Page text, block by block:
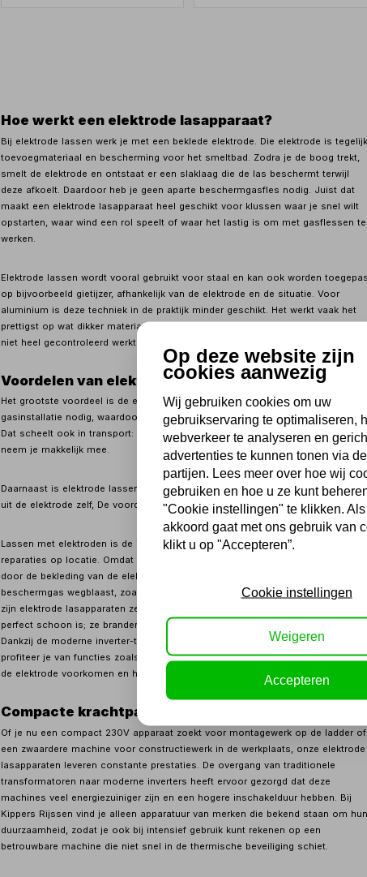
Hoe werkt een elektrode lasapparaat?
Bij elektrode lassen werk je met een beklede elektrode. Die elektrode is tegelijk
toevoegmateriaal en bescherming voor het smeltbad. Zodra je de boog trekt,
smelt de elektrode en ontstaat er een slaklaag die de las beschermt terwijl
deze afkoelt. Daardoor heb je geen aparte beschermgasfles nodig. Juist dat
maakt een elektrode lasapparaat heel geschikt voor klussen waar je snel wilt
opstarten, waar wind een rol speelt of waar het lastig is om met gasflessen te
werken.
Elektrode lassen wordt vooral gebruikt voor staal en kan ook worden
op bijvoorbeeld gietijzer, afhankelijk van de elektrode en de situatie. Voor
aluminium is deze techniek in de praktijk minder geschikt. Het werkt vaak het
prettigst op wat dikker materiaal, omdat dun plaatwerk sneller doorbrandt als
niet heel gecontroleerd werkt.
Voordelen van elektrode lassen
Het grootste voordeel is de eenvoud. Je hebt geen draadaanvoer en geen
gasinstallatie nodig, waardoor je minder onderdelen hebt die kunnen storen.
Dat scheelt ook in transport: veel machines zijn klein, hebben een handvat en
neem je makkelijk mee.
Daarnaast is elektrode lassen praktisch voor buitenwerk. De bescherming
uit de elektrode zelf, De voordelen van lassen met beklede elektroden
Lassen met elektroden is de ideale oplossing voor buitenwerkzaamheden of
reparaties op locatie. Omdat de bescherming van het smeltbad wordt verzorgd
door de bekleding van de elektrode zelf, heb je geen last van wind die het
beschermgas wegblaast, zoals bij MIG/MAG lassen wel het geval is. Bovendien
zijn elektrode lasapparaten zeer vergevingsgezind wanneer het metaal niet
perfect schoon is; ze branden moeiteloos door lichte roest of verfresten heen.
Dankzij de moderne inverter-technologie in onze machines bij Kippers Rijssen
profiteer je van functies zoals 'Hot Start' en 'Arc Force', die het vastplakken
de elektrode voorkomen en het lasproces aanzienlijk vergemakkelijken.
Compacte krachtpatsers voor elke werkplaats
Of je nu een compact 230V apparaat zoekt voor montagewerk op de ladder of
een zwaardere machine voor constructiewerk in de werkplaats, onze elektrode
lasapparaten leveren constante prestaties. De overgang van traditionele
transformatoren naar moderne inverters heeft ervoor gezorgd dat deze
machines veel energiezuiniger zijn en een hogere inschakelduur hebben. Bij
Kippers Rijssen vind je alleen apparatuur van merken die bekend staan om hun
duurzaamheid, zodat je ook bij intensief gebruik kunt rekenen op een
betrouwbare machine die niet snel in de thermische beveiliging schiet.
Op deze website zijn
cookies aanwezig
Wij gebruiken cookies om uw
gebruikservaring te optimaliseren,
webverkeer te analyseren en
advertenties te kunnen tonen via
partijen. Lees meer over hoe wij
gebruiken en hoe u ze kunt
"Cookie instellingen" te klikken. Als
akkoord gaat met ons gebruik van
klikt u op "Accepteren”.
Cookie instellingen
Weigeren
Accepteren